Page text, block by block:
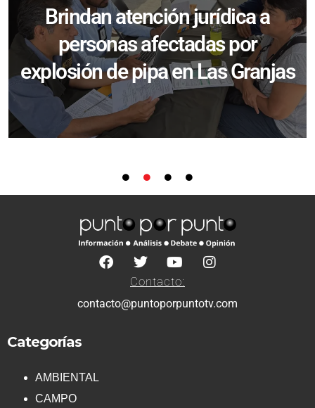
Brindan atención jurídica a
personas afectadas por
explosión de pipa en Las Granjas
Contacto:
contacto@puntoporpuntotv.com
Categorías
AMBIENTAL
CAMPO